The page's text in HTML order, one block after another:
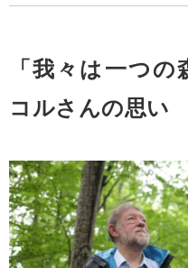
「我々は一つ
コルさんの思い